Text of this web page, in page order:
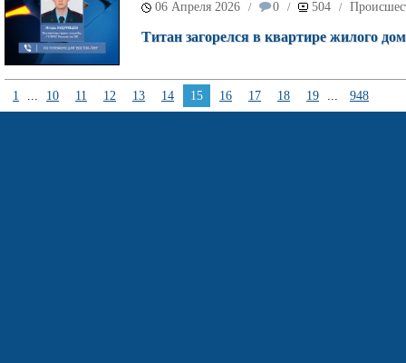
06 Апреля 2026 / 0 / 504 /
Титан загорелся в квартире жилого
1 ... 10 11 12 13 14 15 16 17 18 19 ... 948